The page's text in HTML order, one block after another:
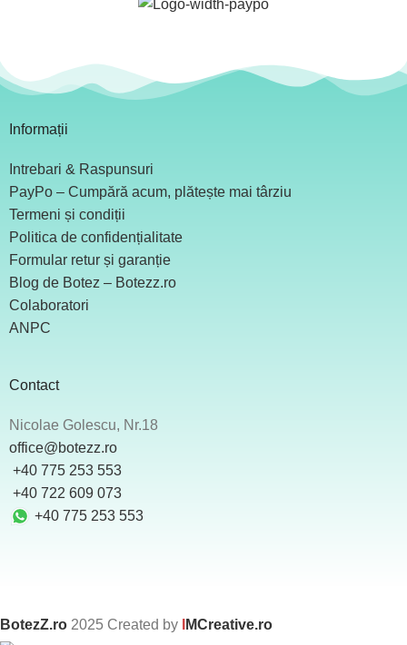
Informații
Intrebari & Raspunsuri
PayPo – Cumpără acum, plătește mai târziu
Termeni și condiții
Politica de confidențialitate
Formular retur și garanție
Blog de Botez – Botezz.ro
Colaboratori
ANPC
Contact
Nicolae Golescu, Nr.18
office@botezz.ro
+40 775 253 553
‪ +40 722 609 073
+40 775 253 553
BotezZ.ro 2025 Created by MCreative.ro